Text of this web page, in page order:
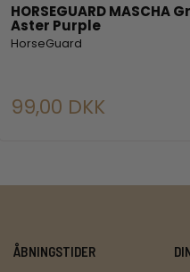
HORSEGUARD MASCHA
Aster Purple
HorseGuard
99,00 DKK
ÅBNINGSTIDER